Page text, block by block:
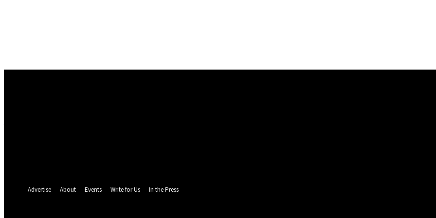
Advertise About Events Write for Us In the Press